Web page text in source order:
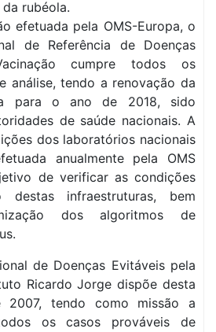
rubéola.
efetuada pela OMS-Europa, o
de Referência de Doenças
cumpre todos os
análise, tendo a renovação da
para o ano de 2018, sido
de saúde nacionais. A
dos laboratórios nacionais
anualmente pela OMS
de verificar as condições
destas infraestruturas, bem
dos algoritmos de
de Doenças Evitáveis pela
Ricardo Jorge dispõe desta
2007, tendo como missão a
os casos prováveis de